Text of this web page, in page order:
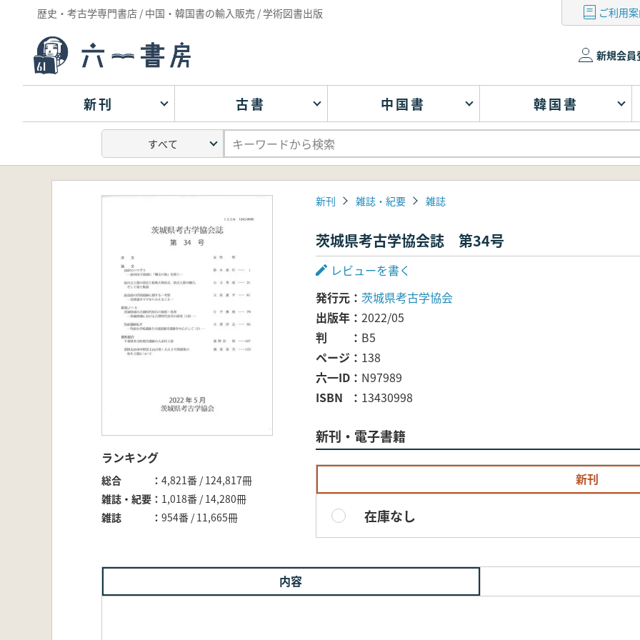
歴史・考古学専門書店 / 中国・韓国書の輸入販売 / 学術図書出版 ご利用
新規会員
新刊 古書 中国書 韓国書
ランキング
総合
4,821番 / 124,817冊
雑誌・紀要
1,018番 / 14,280冊
雑誌
954番 / 11,665冊
新刊 雑誌・紀要 雑誌
茨城県考古学協会誌 第34号
レビューを書く
発行元
茨城県考古学協会
出版年
2022/05
判
B5
ページ
138
六一ID
N97989
ISBN
13430998
新刊・電子書籍
新刊
在庫なし
内容